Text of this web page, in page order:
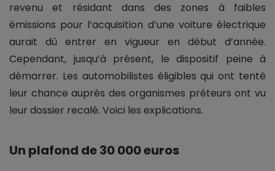
revenu et résidant dans des zones à faibles
émissions pour l’acquisition d’une voiture électrique
aurait dû entrer en vigueur en début d’année.
Cependant, jusqu’à présent, le dispositif peine à
démarrer. Les automobilistes éligibles qui ont tenté
leur chance auprès des organismes prêteurs ont vu
leur dossier recalé. Voici les explications.
Un plafond de 30 000 euros